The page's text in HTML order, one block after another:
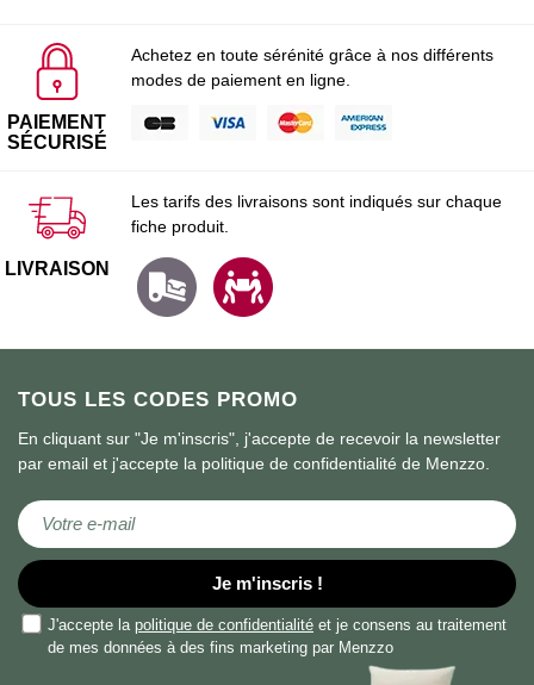
TOUS LES CODES PROMO
En cliquant sur "Je m'inscris", j'accepte de recevoir la newsletter
par email et j'accepte la politique de confidentialité de Menzzo.
Inscription à notre lettre d’information :
Je m'inscris !
J'accepte la politique de confidentialité et je consens au traitement
de mes données à des fins marketing par Menzzo
PAIEMENT
SÉCURISÉ
Achetez en toute sérénité grâce à nos différents
modes de paiement en ligne.
LIVRAISON
Les tarifs des livraisons sont indiqués sur chaque
fiche produit.